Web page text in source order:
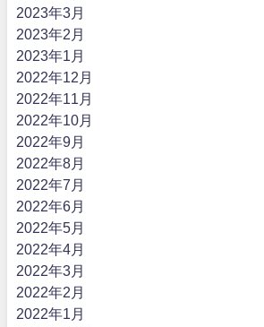
2023年3月
2023年2月
2023年1月
2022年12月
2022年11月
2022年10月
2022年9月
2022年8月
2022年7月
2022年6月
2022年5月
2022年4月
2022年3月
2022年2月
2022年1月